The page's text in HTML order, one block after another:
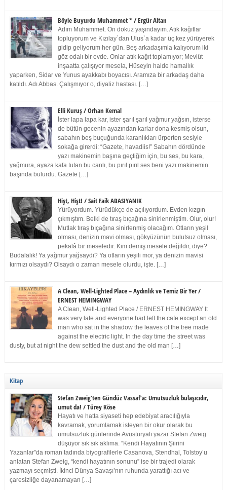
Böyle Buyurdu Muhammet * / Ergür Altan
Adım Muhammet. On dokuz yaşındayım. Atık kağıtlar
topluyorum ve Kızılay`dan Ulus`a kadar üç kez yürüyerek
gidip geliyorum her gün. Beş arkadaşımla kalıyorum iki
göz odalı bir evde. Onlar atık kağıt toplamıyor; Mevlüt
inşaatta çalışıyor mesela, Hüseyin halde hamallık
yaparken, Sidar ve Yunus ayakkabı boyacısı. Aramıza bir arkadaş daha
katıldı. Adı Abbas. Çalışmıyor o, diyaliz hastası. […]
Elli Kuruş / Orhan Kemal
İster lapa lapa kar, ister şarıl şarıl yağmur yağsın, isterse
de bütün gecenin ayazından karlar dona kesmiş olsun,
sabahın beş buçuğunda karanlıkları ürperten sesiyle
sokağa girerdi: “Gazete, havadiis!” Sabahın dördünde
yazı makinemin başına geçtiğim için, bu ses, bu kara,
yağmura, ayaza kafa tutan bu canlı, bu pırıl pırıl ses beni yazı makinemin
başında bulurdu. Gazete […]
Hişt, Hişt! / Sait Faik ABASIYANIK
Yürüyordum. Yürüdükçe de açılıyordum. Evden kızgın
çıkmıştım. Belki de tıraş bıçağına sinirlenmiştim. Olur, olur!
Mutlak tıraş bıçağına sinirlenmiş olacağım. Otların yeşil
olması, denizin mavi olması, gökyüzünün bulutsuz olması,
pekalâ bir meseledir. Kim demiş mesele değildir, diye?
Budalalık! Ya yağmur yağsaydı? Ya otların yeşili mor, ya denizin mavisi
kırmızı olsaydı? Olsaydı o zaman mesele olurdu, işte. […]
A Clean, Well-Lighted Place – Aydınlık ve Temiz Bir Yer /
ERNEST HEMINGWAY
A Clean, Well-Lighted Place / ERNEST HEMINGWAY It
was very late and everyone had left the cafe except an old
man who sat in the shadow the leaves of the tree made
against the electric light. In the day time the street was
dusty, but at night the dew settled the dust and the old man […]
Kitap
Stefan Zweig’ten Gündüz Vassaf’a: Umutsuzluk bulaşıcıdır,
umut da! / Türey Köse
Hayatı ve hatta siyaseti hep edebiyat aracılığıyla
kavramak, yorumlamak isteyen bir okur olarak bu
umutsuzluk günlerinde Avusturyalı yazar Stefan Zweig
düşüyor sık sık aklıma. “Kendi Hayatının Şiirini
Yazanlar”da roman tadında biyografilerle Casanova, Stendhal, Tolstoy’u
anlatan Stefan Zweig, “kendi hayatının sonunu” ise bir trajedi olarak
yazmayı seçmişti. İkinci Dünya Savaşı’nın ruhunda yarattığı acı ve
çaresizliğe dayanamayan […]